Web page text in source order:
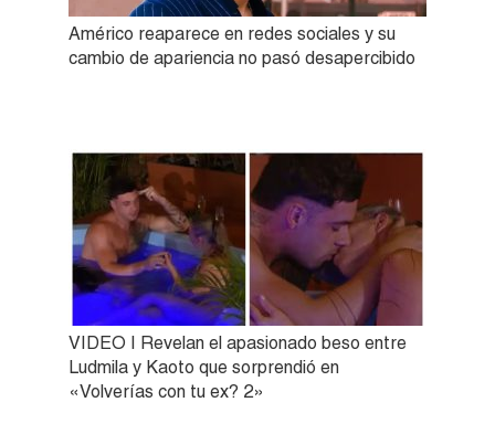
Américo reaparece en redes sociales y su
cambio de apariencia no pasó desapercibido
VIDEO | Revelan el apasionado beso entre
Ludmila y Kaoto que sorprendió en
«Volverías con tu ex? 2»